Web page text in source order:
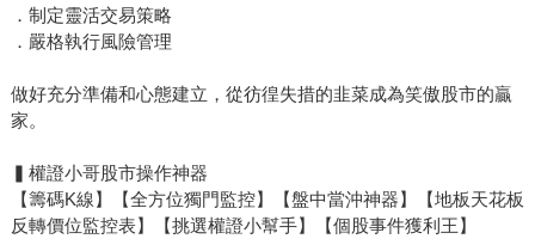
．制定靈活交易策略
．嚴格執行風險管理
做好充分準備和心態建立，從彷徨失措的韭菜成為笑傲股市的贏
家。
▍權證小哥股市操作神器
【籌碼K線】【全方位獨門監控】【盤中當沖神器】【地板天花板
反轉價位監控表】【挑選權證小幫手】【個股事件獲利王】